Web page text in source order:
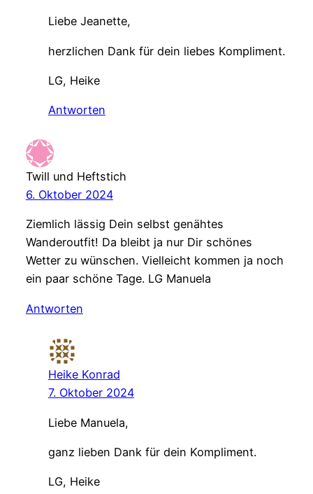
Liebe Jeanette,
herzlichen Dank für dein liebes Kompliment.
LG, Heike
Antworten
Twill und Heftstich
6. Oktober 2024
Ziemlich lässig Dein selbst genähtes
Wanderoutfit! Da bleibt ja nur Dir schönes
Wetter zu wünschen. Vielleicht kommen ja noch
ein paar schöne Tage. LG Manuela
Antworten
Heike Konrad
7. Oktober 2024
Liebe Manuela,
ganz lieben Dank für dein Kompliment.
LG, Heike